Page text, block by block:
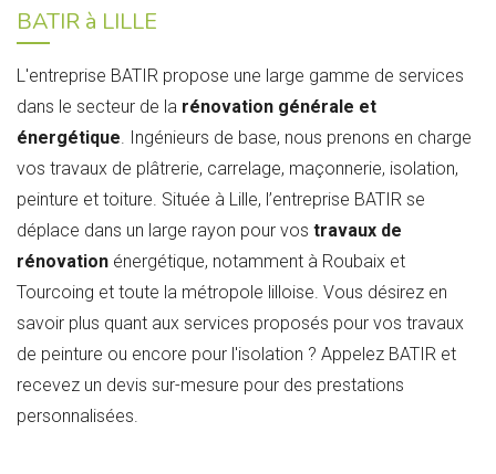
BATIR à LILLE
L'entreprise BATIR propose une large gamme de services
dans le secteur de la rénovation générale et
énergétique. Ingénieurs de base, nous prenons en charge
vos travaux de plâtrerie, carrelage, maçonnerie, isolation,
peinture et toiture. Située à Lille, l’entreprise BATIR se
déplace dans un large rayon pour vos travaux de
rénovation énergétique, notamment à Roubaix et
Tourcoing et toute la métropole lilloise. Vous désirez en
savoir plus quant aux services proposés pour vos travaux
de peinture ou encore pour l'isolation ? Appelez BATIR et
recevez un devis sur-mesure pour des prestations
personnalisées.